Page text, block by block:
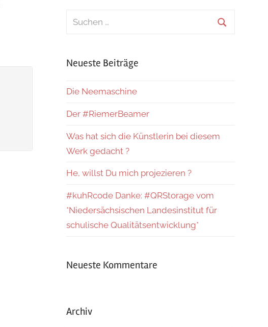
Suchen
Neueste Beiträge
Die Neemaschine
Der #RiemerBeamer
Was hat sich die Künstlerin bei diesem
Werk gedacht ?
He, willst Du mich projezieren ?
#kuhRcode Danke: #QRStorage vom
*Niedersächsischen Landesinstitut für
schulische Qualitätsentwicklung*
Neueste Kommentare
Archiv